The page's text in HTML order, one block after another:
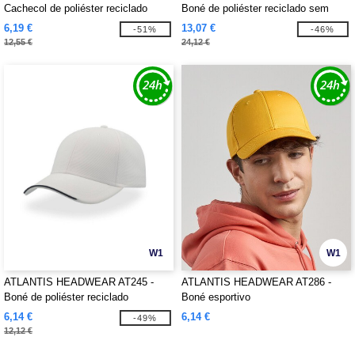
Cachecol de poliéster reciclado
6,19 €
12,55 €
-51%
Boné de poliéster reciclado sem
costura
13,07 €
24,12 €
-46%
W1
ATLANTIS HEADWEAR AT245 -
Boné de poliéster reciclado
6,14 €
12,12 €
-49%
W1
ATLANTIS HEADWEAR AT286 -
Boné esportivo
6,14 €